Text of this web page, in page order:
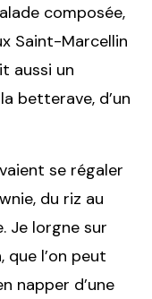
composée,
Saint-Marcellin
aussi un
betterave, d’un
se régaler
du riz au
Je lorgne sur
que l’on peut
napper d’une